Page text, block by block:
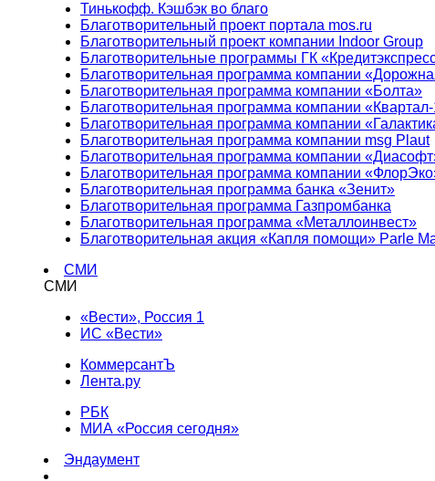
Тинькофф. Кэшбэк во благо
Благотворительный проект портала mos.ru
Благотворительный проект компании Indoor Group
Благотворительные программы ГК
Благотворительная программа компании
Благотворительная программа компании «Болта»
Благотворительная программа компании
Благотворительная программа компании
Благотворительная программа компании msg Plaut
Благотворительная программа компании
Благотворительная программа компании
Благотворительная программа банка «Зенит»
Благотворительная программа Газпромбанка
Благотворительная программа «Металлоинвест»
Благотворительная акция «Капля помощи» Parle
СМИ
СМИ
«Вести», Россия 1
ИС «Вести»
КоммерсантЪ
Лента.ру
РБК
МИА «Россия сегодня»
Эндаумент